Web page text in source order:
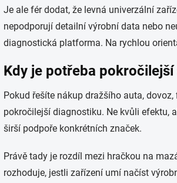
Je ale fér dodat, že levná univerzální
nepodporují detailní výrobní data nebo
diagnostická platforma. Na rychlou
Kdy je potřeba
Pokud řešíte nákup dražšího auta,
pokročilejší diagnostiku. Ne kvůli efektu,
širší podpoře konkrétních značek.
Právě tady je rozdíl mezi hračkou na
rozhoduje, jestli zařízení umí načíst